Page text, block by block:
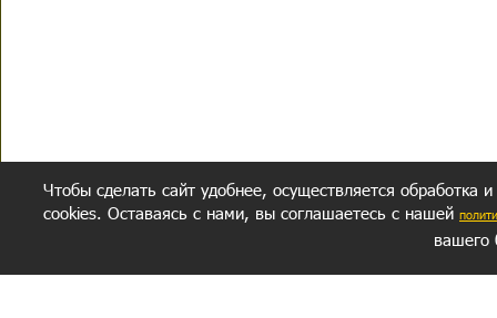
Чтобы сделать сайт удобнее, осуществляется обработка
cookies. Оставаясь с нами, вы соглашаетесь с нашей
вашего